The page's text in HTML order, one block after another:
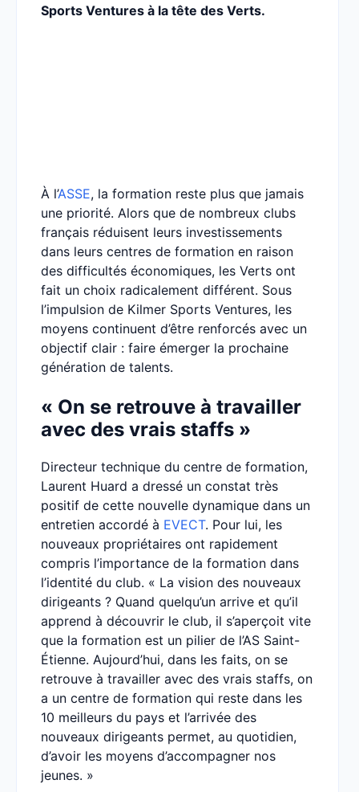
Sports Ventures à la tête des Verts.
À l’ASSE, la formation reste plus que jamais
une priorité. Alors que de nombreux clubs
français réduisent leurs investissements
dans leurs centres de formation en raison
des difficultés économiques, les Verts ont
fait un choix radicalement différent. Sous
l’impulsion de Kilmer Sports Ventures, les
moyens continuent d’être renforcés avec un
objectif clair : faire émerger la prochaine
génération de talents.
« On se retrouve à travailler
avec des vrais staffs »
Directeur technique du centre de formation,
Laurent Huard a dressé un constat très
positif de cette nouvelle dynamique dans un
entretien accordé à EVECT. Pour lui, les
nouveaux propriétaires ont rapidement
compris l’importance de la formation dans
l’identité du club. « La vision des nouveaux
dirigeants ? Quand quelqu’un arrive et qu’il
apprend à découvrir le club, il s’aperçoit vite
que la formation est un pilier de l’AS Saint-
Étienne. Aujourd’hui, dans les faits, on se
retrouve à travailler avec des vrais staffs, on
a un centre de formation qui reste dans les
10 meilleurs du pays et l’arrivée des
nouveaux dirigeants permet, au quotidien,
d’avoir les moyens d’accompagner nos
jeunes. »